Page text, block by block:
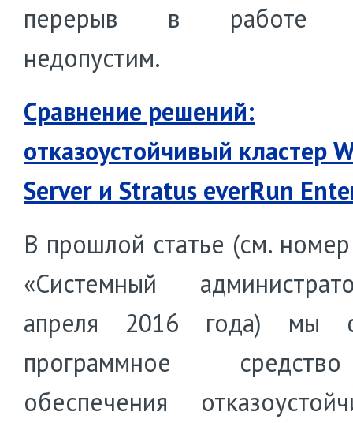
перерыв в работе
недопустим.
Сравнение решений:
отказоустойчивый кластер
Server и Stratus everRun
В прошлой статье (см.
«Системный
апреля 2016 года) мы
программное
обеспечения